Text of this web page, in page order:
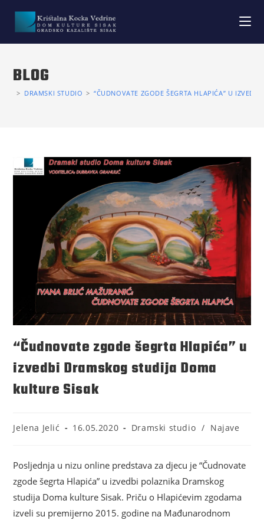
BLOG
> DRAMSKI STUDIO > “ČUDNOVATE ZGODE ŠEGRTA HLAPIĆA” U
“Čudnovate zgode šegrta Hlapića” u
izvedbi Dramskog studija Doma
kulture Sisak
Jelena Jelić 16.05.2020 Dramski studio / Najave
Posljednja u nizu online predstava za djecu je “Čudnovate
zgode šegrta Hlapića” u izvedbi polaznika Dramskog
studija Doma kulture Sisak. Priču o Hlapićevim zgodama
izveli su premijerno 2015. godine na Mađunarodnom